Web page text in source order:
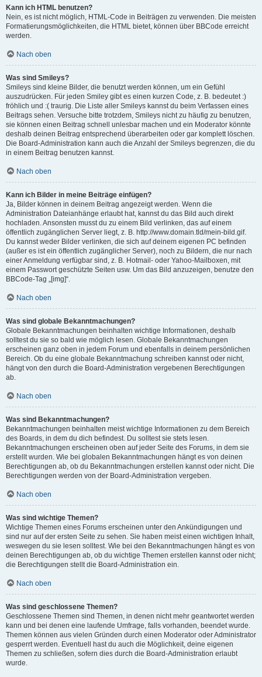
Kann ich HTML benutzen?
Nein, es ist nicht möglich, HTML-Code in Beiträgen zu verwenden. Die meisten
Formatierungsmöglichkeiten, die HTML bietet, können über BBCode erreicht
werden.
Nach oben
Was sind Smileys?
Smileys sind kleine Bilder, die benutzt werden können, um ein Gefühl
auszudrücken. Für jeden Smiley gibt es einen kurzen Code, z. B. bedeutet :)
fröhlich und :( traurig. Die Liste aller Smileys kannst du beim Verfassen eines
Beitrags sehen. Versuche bitte trotzdem, Smileys nicht zu häufig zu benutzen,
sie können einen Beitrag schnell unlesbar machen und ein Moderator könnte
deshalb deinen Beitrag entsprechend überarbeiten oder gar komplett löschen.
Die Board-Administration kann auch die Anzahl der Smileys begrenzen, die du
in einem Beitrag benutzen kannst.
Nach oben
Kann ich Bilder in meine Beiträge einfügen?
Ja, Bilder können in deinem Beitrag angezeigt werden. Wenn die
Administration Dateianhänge erlaubt hat, kannst du das Bild auch direkt
hochladen. Ansonsten musst du zu einem Bild verlinken, das auf einem
öffentlich zugänglichen Server liegt, z. B. http://www.domain.tld/mein-bild.gif.
Du kannst weder Bilder verlinken, die sich auf deinem eigenen PC befinden
(außer es ist ein öffentlich zugänglicher Server), noch zu Bildern, die nur nach
einer Anmeldung verfügbar sind, z. B. Hotmail- oder Yahoo-Mailboxen, mit
einem Passwort geschützte Seiten usw. Um das Bild anzuzeigen, benutze den
BBCode-Tag „[img]“.
Nach oben
Was sind globale Bekanntmachungen?
Globale Bekanntmachungen beinhalten wichtige Informationen, deshalb
solltest du sie so bald wie möglich lesen. Globale Bekanntmachungen
erscheinen ganz oben in jedem Forum und ebenfalls in deinem persönlichen
Bereich. Ob du eine globale Bekanntmachung schreiben kannst oder nicht,
hängt von den durch die Board-Administration vergebenen Berechtigungen
ab.
Nach oben
Was sind Bekanntmachungen?
Bekanntmachungen beinhalten meist wichtige Informationen zu dem Bereich
des Boards, in dem du dich befindest. Du solltest sie stets lesen.
Bekanntmachungen erscheinen oben auf jeder Seite des Forums, in dem sie
erstellt wurden. Wie bei globalen Bekanntmachungen hängt es von deinen
Berechtigungen ab, ob du Bekanntmachungen erstellen kannst oder nicht. Die
Berechtigungen werden von der Board-Administration vergeben.
Nach oben
Was sind wichtige Themen?
Wichtige Themen eines Forums erscheinen unter den Ankündigungen und
sind nur auf der ersten Seite zu sehen. Sie haben meist einen wichtigen Inhalt,
weswegen du sie lesen solltest. Wie bei den Bekanntmachungen hängt es von
deinen Berechtigungen ab, ob du wichtige Themen erstellen kannst oder nicht;
die Berechtigungen stellt die Board-Administration ein.
Nach oben
Was sind geschlossene Themen?
Geschlossene Themen sind Themen, in denen nicht mehr geantwortet werden
kann und bei denen eine laufende Umfrage, falls vorhanden, beendet wurde.
Themen können aus vielen Gründen durch einen Moderator oder Administrator
gesperrt werden. Eventuell hast du auch die Möglichkeit, deine eigenen
Themen zu schließen, sofern dies durch die Board-Administration erlaubt
wurde.